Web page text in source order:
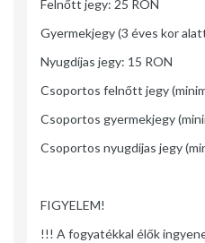
Felnőtt jegy: 25 RON
Gyermekjegy (3 éves kor
Nyugdíjas jegy: 15 RON
Csoportos felnőtt jegy
Csoportos gyermekjegy
Csoportos nyugdíjas jegy
FIGYELEM!
!!! A fogyatékkal élők